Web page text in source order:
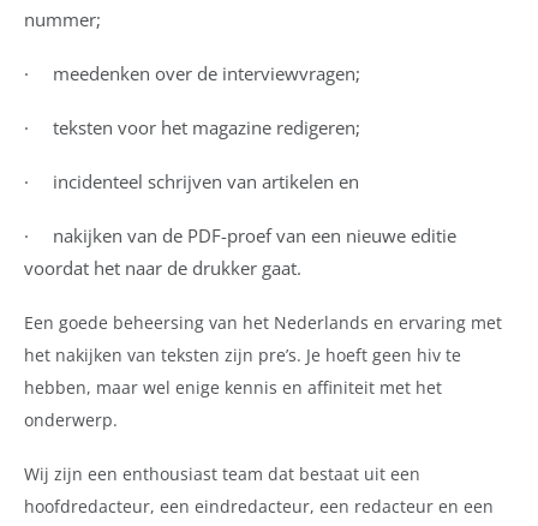
nummer;
· meedenken over de interviewvragen;
· teksten voor het magazine redigeren;
· incidenteel schrijven van artikelen en
· nakijken van de PDF-proef van een nieuwe editie
voordat het naar de drukker gaat.
Een goede beheersing van het Nederlands en ervaring met
het nakijken van teksten zijn pre’s. Je hoeft geen hiv te
hebben, maar wel enige kennis en affiniteit met het
onderwerp.
Wij zijn een enthousiast team dat bestaat uit een
hoofdredacteur, een eindredacteur, een redacteur en een